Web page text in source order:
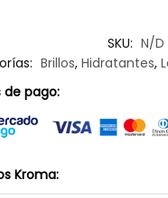
SKU: N/D
Brillos,Hidratantes,
de pago:
Kroma: